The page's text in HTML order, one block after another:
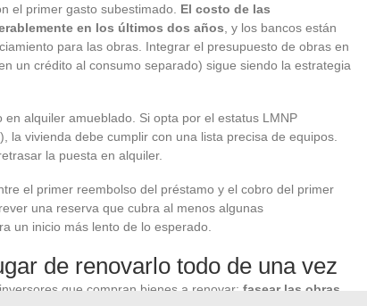
el primer gasto subestimado. El costo de las
en los últimos dos años , y los bancos están
para las obras. Integrar el presupuesto de obras en
un crédito al consumo separado) sigue siendo la estrategia
alquiler amueblado. Si opta por el estatus LMNP
la vivienda debe cumplir con una lista precisa de equipos.
la puesta en alquiler.
el primer reembolso del préstamo y el cobro del primer
una reserva que cubra al menos algunas
un inicio más lento de lo esperado.
de renovarlo todo de una vez
que compran bienes a renovar: fasear las obras